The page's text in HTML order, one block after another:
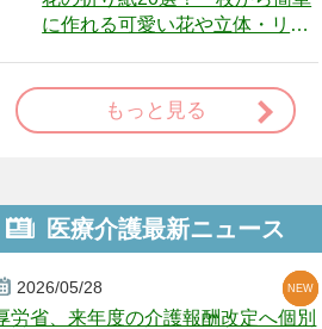
に作れる可愛い花や立体・リー
もっと見る
医療介護最新ニュース
2026/05/28
労省、来年度の介護報酬改定へ個別
NEW
NEW
NEW